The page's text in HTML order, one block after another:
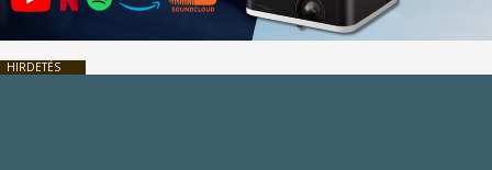
HIRDETÉS